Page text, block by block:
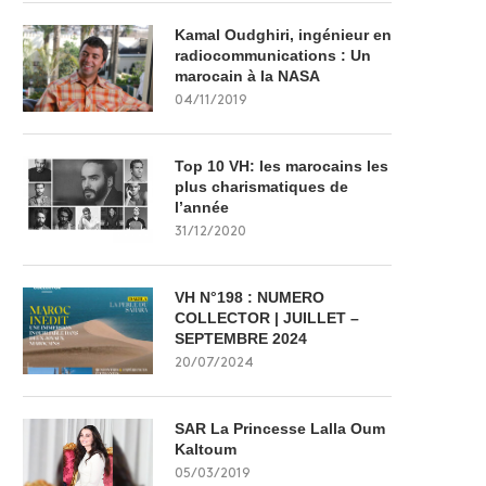
Kamal Oudghiri, ingénieur en
radiocommunications : Un
marocain à la NASA
04/11/2019
Top 10 VH: les marocains les
plus charismatiques de
l’année
31/12/2020
VH N°198 : NUMERO
COLLECTOR | JUILLET –
SEPTEMBRE 2024
20/07/2024
SAR La Princesse Lalla Oum
Kaltoum
05/03/2019